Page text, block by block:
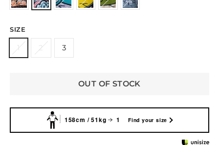
SIZE
1 2 3
OUT OF STOCK
158cm / 51kg 1 Find your size